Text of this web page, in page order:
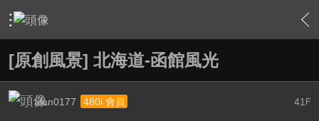
› 影片創作區 › 影片原創作品(線上觀賞區) › 內容
[原創風景] 北海道-函館風光
41 F
alan0177 480i 會員